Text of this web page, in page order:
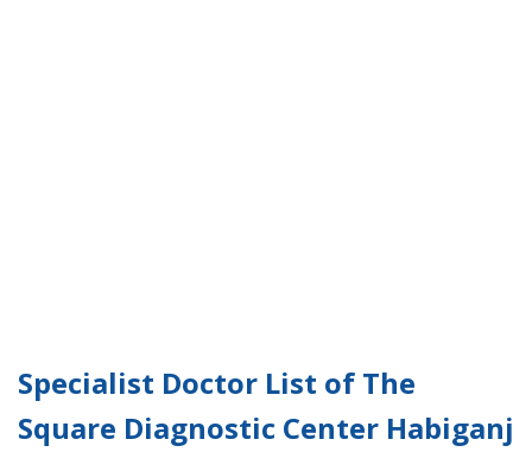
Specialist Doctor List of The
Square Diagnostic Center Habiganj